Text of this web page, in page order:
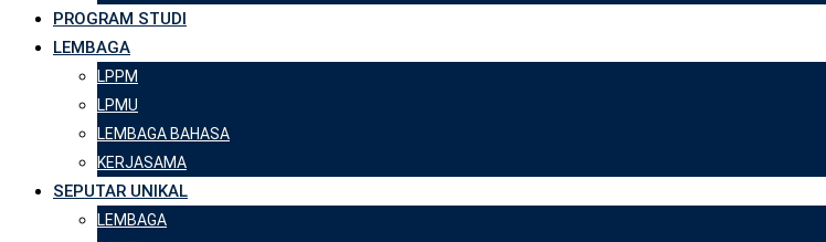
PROGRAM STUDI
LEMBAGA
LPPM
LPMU
LEMBAGA BAHASA
KERJASAMA
SEPUTAR UNIKAL
LEMBAGA